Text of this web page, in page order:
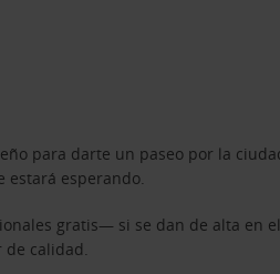
para darte un paseo por la
estará esperando.
gratis— si se dan de alta en
de calidad.